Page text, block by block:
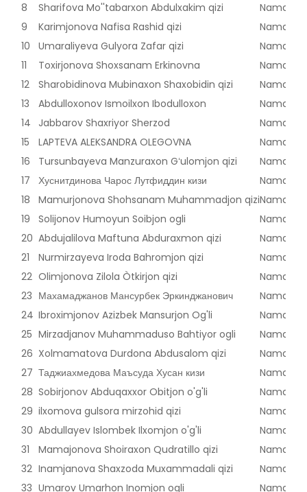
8
Sharifova Mo''tabarxon Abdulxakim qizi
9
Karimjonova Nafisa Rashid qizi
10
Umaraliyeva Gulyora Zafar qizi
11
Toxirjonova Shoxsanam Erkinovna
12
Sharobidinova Mubinaxon Shaxobidin qizi
13
Abdulloxonov Ismoilxon Ibodulloxon
14
Jabbarov Shaxriyor Sherzod
15
LAPTEVA ALEKSANDRA OLEGOVNA
16
Tursunbayeva Manzuraxon Gʻulomjon qizi
17
Хуснитдинова Чарос Лутфиддин кизи
18
Mamurjonova Shohsanam Muhammadjon qizi
19
Solijonov Humoyun Soibjon ogli
20 Abdujalilova Maftuna Abduraxmon qizi
21
Nurmirzayeva Iroda Bahromjon qizi
22 Olimjonova Zilola Òtkirjon qizi
23 Махамаджанов Мансурбек Эркинджанович
24 Ibroximjonov Azizbek Mansurjon Og'li
25 Mirzadjanov Muhammaduso Bahtiyor ogli
26 Xolmamatova Durdona Abdusalom qizi
27 Таджиахмедова Маъсуда Хусан кизи
28 Sobirjonov Abduqaxxor Obitjon o'g'li
29 ilxomova gulsora mirzohid qizi
30 Abdullayev Islombek Ilxomjon o'g'li
31
Mamajonova Shoiraxon Qudratillo qizi
32 Inamjanova Shaxzoda Muxammadali qizi
33 Umarov Umarhon Inomjon ogli